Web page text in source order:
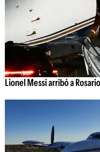
Lionel Messi arribó a